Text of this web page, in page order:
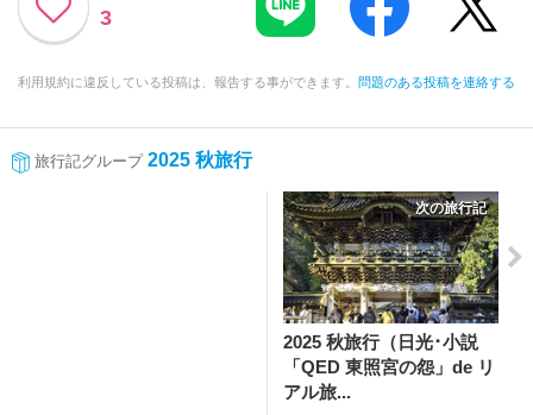
3
利用規約に違反している投稿は、報告する事ができます。 問題のある投稿を連絡する
旅行記グループ 2025 秋旅行
次の旅行記
2025 秋旅行（日光･小説
「QED 東照宮の怨」de リ
アル旅...